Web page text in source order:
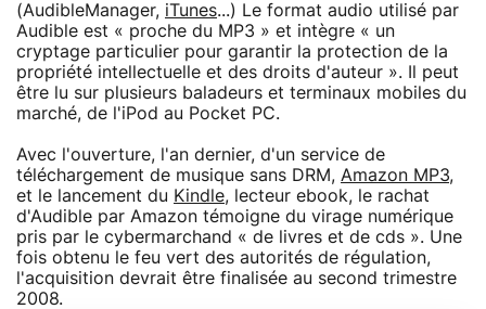
(AudibleManager, iTunes...) Le format audio utilisé par
Audible est « proche du MP3 » et intègre « un
cryptage particulier pour garantir la protection de la
propriété intellectuelle et des droits d'auteur ». Il peut
être lu sur plusieurs baladeurs et terminaux mobiles du
marché, de l'iPod au Pocket PC.
Avec l'ouverture, l'an dernier, d'un service de
téléchargement de musique sans DRM, Amazon MP3,
et le lancement du Kindle, lecteur ebook, le rachat
d'Audible par Amazon témoigne du virage numérique
pris par le cybermarchand « de livres et de cds ». Une
fois obtenu le feu vert des autorités de régulation,
l'acquisition devrait être finalisée au second trimestre
2008.